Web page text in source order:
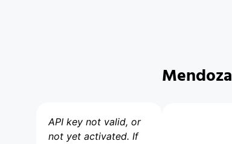
API key not valid, or
not yet activated. If
Mendoza